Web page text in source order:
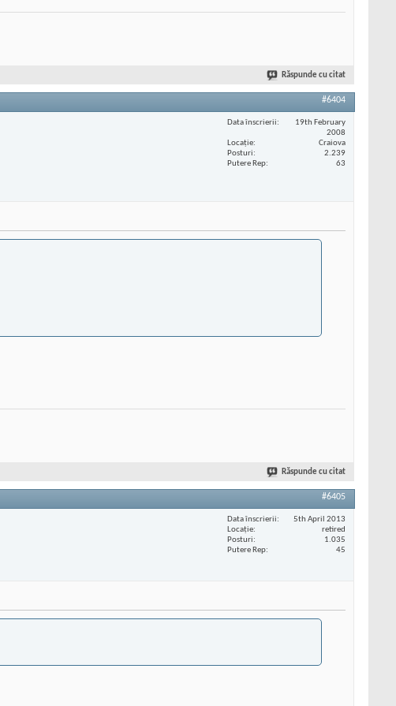
Răspunde cu citat
#6404
Data înscrierii
19th February
2008
Locaţie
Craiova
Posturi
2.239
Putere Rep
63
Răspunde cu citat
#6405
Data înscrierii
5th April 2013
Locaţie
retired
Posturi
1.035
Putere Rep
45